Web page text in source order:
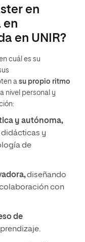
en
en
en UNIR?
cuál es su
a su propio ritmo
nivel personal y
y autónoma,
y
de
diseñando
con
de